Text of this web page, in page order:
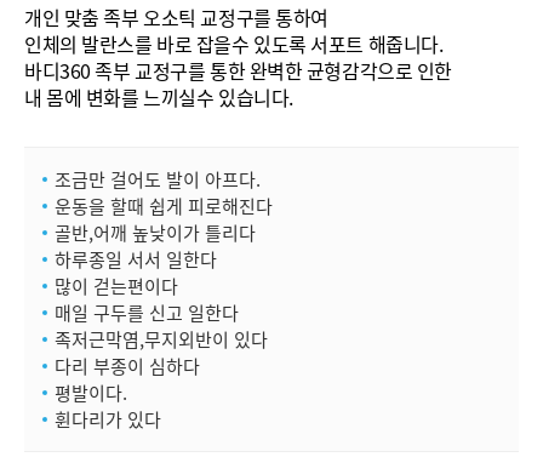
개인 맞춤 족부 오소틱 교정구를 통하여
인체의 발란스를 바로 잡을수 있도록 서포트 해줍니다.
바디360 족부 교정구를 통한 완벽한 균형감각으로 인한
내 몸에 변화를 느끼실수 있습니다.
조금만 걸어도 발이 아프다.
운동을 할때 쉽게 피로해진다
골반,어깨 높낮이가 틀리다
하루종일 서서 일한다
많이 걷는편이다
매일 구두를 신고 일한다
족저근막염,무지외반이 있다
다리 부종이 심하다
평발이다.
휜다리가 있다